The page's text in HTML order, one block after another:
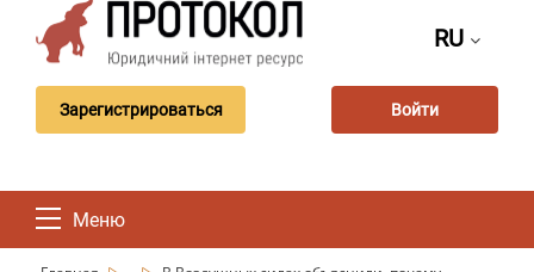
RU
Зарегистрироваться Войти
Меню